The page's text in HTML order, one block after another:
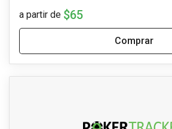
a partir de $65
Comprar